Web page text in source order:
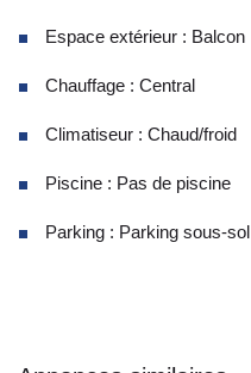
Espace extérieur : Balcon
Chauffage : Central
Climatiseur : Chaud/froid
Piscine : Pas de piscine
Parking : Parking sous-sol